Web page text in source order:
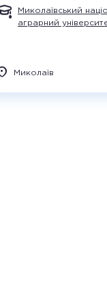
Миколаївський
аграрний
Миколаїв